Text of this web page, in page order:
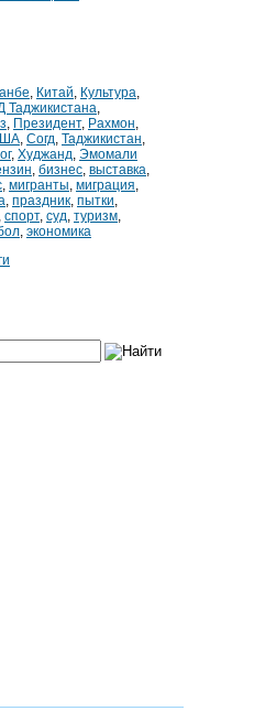
, Китай, Культура,
Таджикистана,
, Президент, Рахмон,
, Согд, Таджикистан,
, Худжанд, Эмомали
, бизнес, выставка,
, мигранты, миграция,
, праздник, пытки,
, спорт, суд, туризм,
, экономика